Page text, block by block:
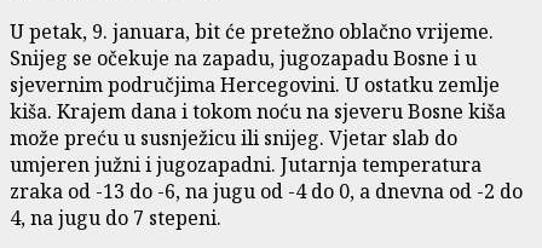
U petak, 9. januara, bit će pretežno oblačno vrijeme.
Snijeg se očekuje na zapadu, jugozapadu Bosne i u
sjevernim područjima Hercegovini. U ostatku zemlje
kiša. Krajem dana i tokom noću na sjeveru Bosne kiša
može preću u susnježicu ili snijeg. Vjetar slab do
umjeren južni i jugozapadni. Jutarnja temperatura
zraka od -13 do -6, na jugu od -4 do 0, a dnevna od -2 do
4, na jugu do 7 stepeni.